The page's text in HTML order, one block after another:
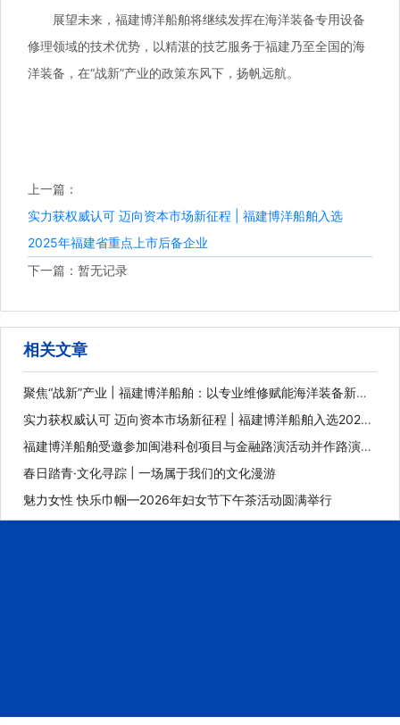
展望未来，福建博洋船舶将继续发挥在海洋装备专用设备
修理领域的技术优势，以精湛的技艺服务于福建乃至全国的海
洋装备，在“战新”产业的政策东风下，扬帆远航。
上一篇：
实力获权威认可 迈向资本市场新征程 | 福建博洋船舶入选
2025年福建省重点上市后备企业
下一篇：暂无记录
相关文章
聚焦“战新”产业 | 福建博洋船舶：以专业维修赋能海洋装备新未
实力获权威认可 迈向资本市场新征程 | 福建博洋船舶入选2025
福建博洋船舶受邀参加闽港科创项目与金融路演活动并作路演推
春日踏青·文化寻踪 | 一场属于我们的文化漫游
魅力女性 快乐巾帼—2026年妇女节下午茶活动圆满举行